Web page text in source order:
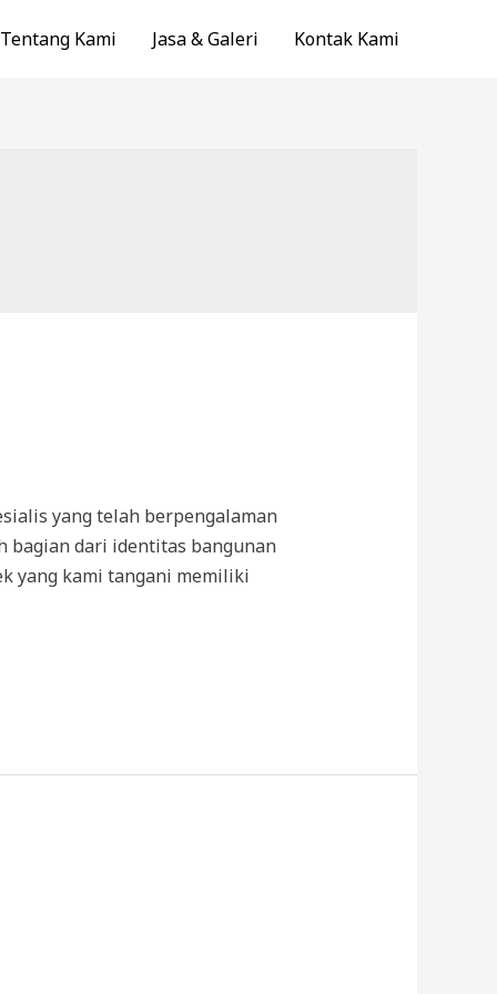
Tentang Kami Jasa & Galeri Kontak Kami
yang telah berpengalaman
bagian dari identitas bangunan
yang kami tangani memiliki